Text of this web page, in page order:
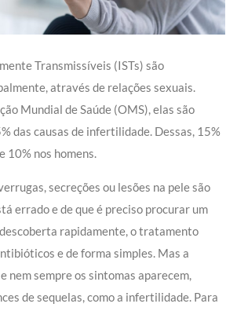
Transmissíveis (ISTs) são
através de relações sexuais.
Mundial de Saúde (OMS), elas são
das causas de infertilidade. Dessas, 15%
10% nos homens.
secreções ou lesões na pele são
errado e de que é preciso procurar um
descoberta rapidamente, o tratamento
e de forma simples. Mas a
nem sempre os sintomas aparecem,
de sequelas, como a infertilidade. Para